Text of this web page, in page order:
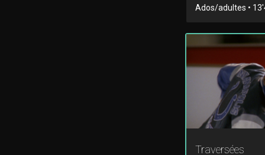
Ados/adultes •
Traversées